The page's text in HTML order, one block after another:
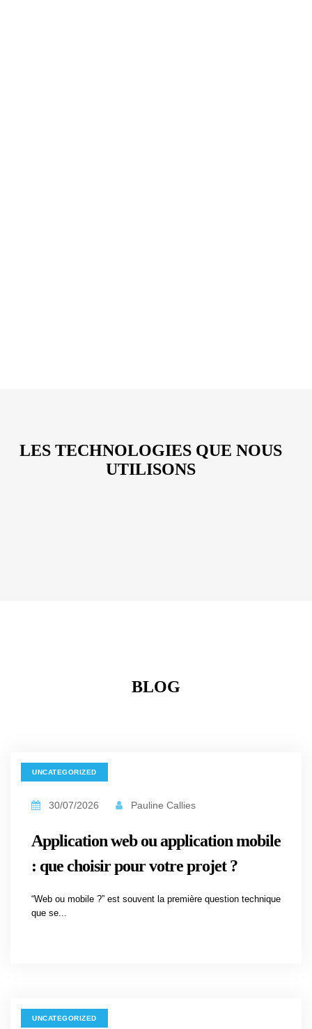
LES TECHNOLOGIES QUE NOUS
UTILISONS
BLOG
UNCATEGORIZED
30/07/2026 Pauline Callies
Application web ou application mobile
: que choisir pour votre projet ?
“Web ou mobile ?” est souvent la première question technique
que se...
UNCATEGORIZED